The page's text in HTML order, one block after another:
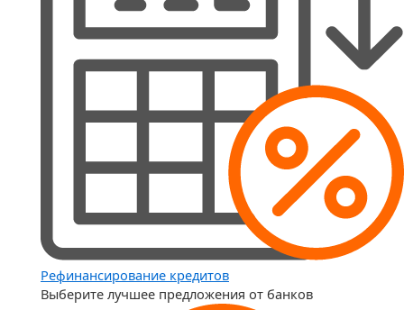
Рефинансирование кредитов
Выберите лучшее предложения от банков